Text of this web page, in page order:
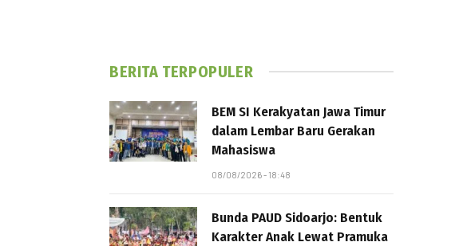
BERITA TERPOPULER
BEM SI Kerakyatan Jawa Timur
dalam Lembar Baru Gerakan
Mahasiswa
08/08/2026 - 18:48
Bunda PAUD Sidoarjo: Bentuk
Karakter Anak Lewat Pramuka